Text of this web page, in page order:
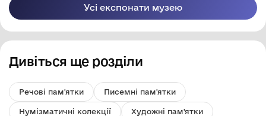
Усі експонати музею
Дивіться ще розділи
Речові пам'ятки Писемні пам'ятки
Нумізматичні колекції Художні пам'ятки